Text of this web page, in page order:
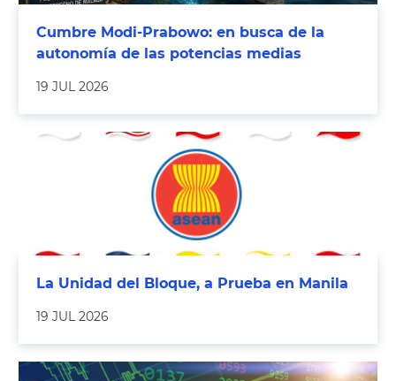
Cumbre Modi-Prabowo: en busca de la
autonomía de las potencias medias
19 JUL 2026
La Unidad del Bloque, a Prueba en Manila
19 JUL 2026